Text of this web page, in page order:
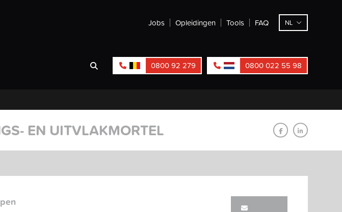
Jobs Opleidingen Tools FAQ NL
0800 92 279 0800 022 55 98
EN UITVLAKMORTEL